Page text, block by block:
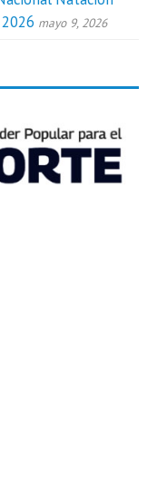
mayo 9, 2026